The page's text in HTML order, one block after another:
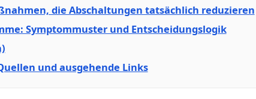
die Abschaltungen tatsächlich reduzieren
Symptommuster und Entscheidungslogik
und ausgehende Links